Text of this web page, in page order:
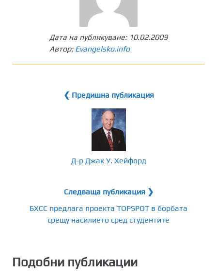
Дата на публикуване: 10.02.2009
Автор: Evangelsko.info
❮ Предишна публикация
Д-р Джак У. Хейфорд
Следваща публикация ❯
БХСС предлага проекта ТOPSPOT в борбата
срещу насилието сред студентите
Подобни публикации